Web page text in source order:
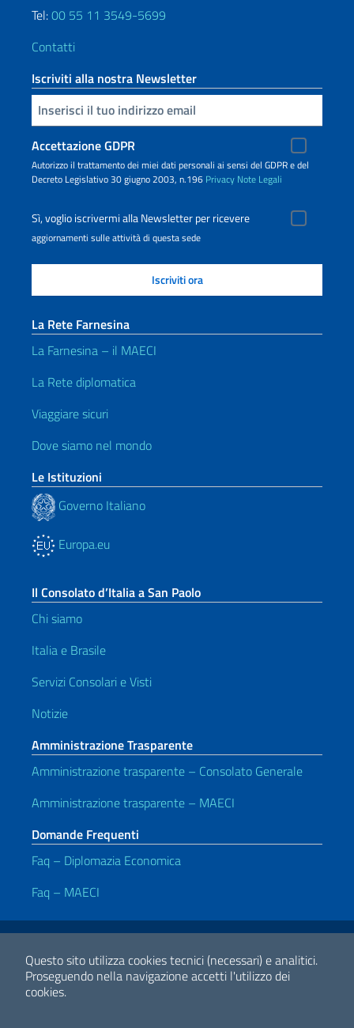
Questo sito utilizza cookies tecnici (necessari) e analitici.
Proseguendo nella navigazione accetti l'utilizzo dei
cookies.
Tel:00 55 11 3549-5699
Contatti
Iscriviti alla nostra Newsletter
Inserisci la tua email
Accettazione GDPR
Autorizzo il trattamento dei miei dati personali ai sensi del GDPR e del
Decreto Legislativo 30 giugno 2003, n.196 Privacy Note Legali
Sì, voglio iscrivermi alla Newsletter per ricevere
aggiornamenti sulle attività di questa sede
La Rete Farnesina
La Farnesina – il MAECI
La Rete diplomatica
Viaggiare sicuri
Dove siamo nel mondo
Le Istituzioni
Governo Italiano
Europa.eu
Il Consolato d’Italia a San Paolo
Chi siamo
Italia e Brasile
Servizi Consolari e Visti
Notizie
Amministrazione Trasparente
Amministrazione trasparente – Consolato Generale
Amministrazione trasparente – MAECI
Domande Frequenti
Faq – Diplomazia Economica
Faq – MAECI
Link Utili